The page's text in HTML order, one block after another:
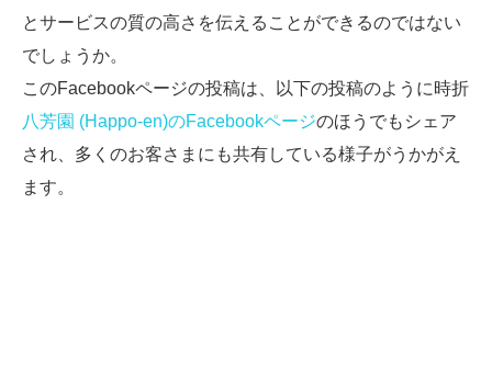
とサービスの質の高さを伝えることができるのではない
でしょうか。
このFacebookページの投稿は、以下の投稿のように時折
八芳園 (Happo-en)のFacebookページのほうでもシェア
され、多くのお客さまにも共有している様子がうかがえ
ます。